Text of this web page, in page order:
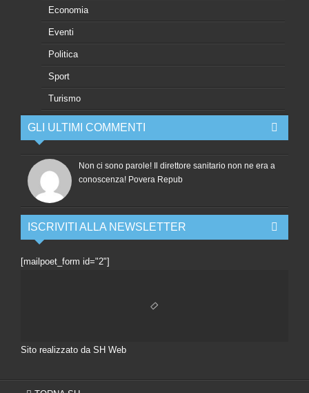
Economia
Eventi
Politica
Sport
Turismo
GLI ULTIMI COMMENTI
Non ci sono parole! Il direttore sanitario non ne era a
conoscenza! Povera Repub
ISCRIVITI ALLA NEWSLETTER
[mailpoet_form id="2"]
Sito realizzato da SH Web